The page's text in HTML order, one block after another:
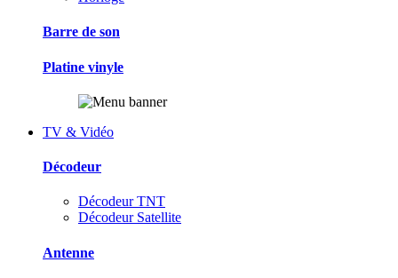
Barre de son
Platine vinyle
TV & Vidéo
Décodeur
Décodeur TNT
Décodeur Satellite
Antenne